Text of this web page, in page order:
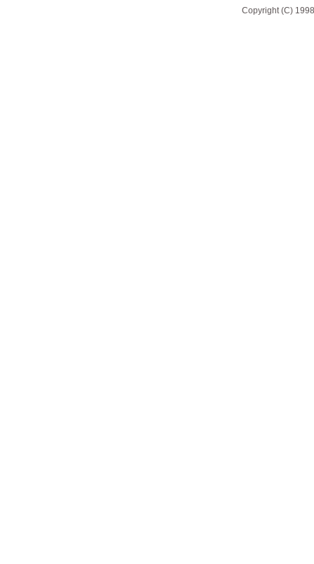
Copyright (C)